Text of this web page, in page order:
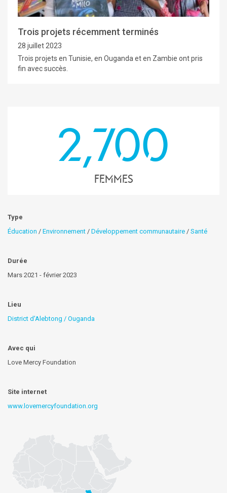
Trois projets récemment terminés
28 juillet 2023
Trois projets en Tunisie, en Ouganda et en Zambie ont pris
fin avec succès.
2,700
Femmes
Type
Éducation / Environnement / Développement communautaire / Santé
Durée
Mars 2021 - février 2023
Lieu
District d'Alebtong / Ouganda
Avec qui
Love Mercy Foundation
Site internet
www.lovemercyfoundation.org